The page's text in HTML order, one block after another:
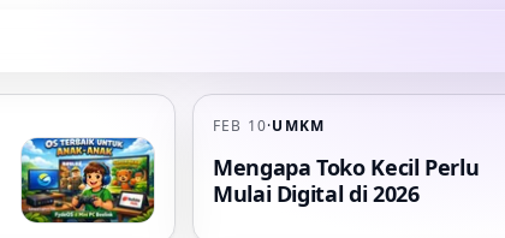
FEB 10·UMKM
Mengapa Toko Kecil Perlu
Mulai Digital di 2026